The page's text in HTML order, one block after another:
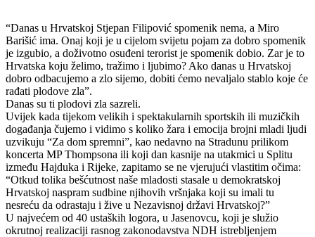
“Danas u Hrvatskoj Stjepan Filipović spomenik nema, a Miro
Barišić ima. Onaj koji je u cijelom svijetu pojam za dobro spomenik
je izgubio, a doživotno osuđeni terorist je spomenik dobio. Zar je to
Hrvatska koju želimo, tražimo i ljubimo? Ako danas u Hrvatskoj
dobro odbacujemo a zlo sijemo, dobiti ćemo nevaljalo stablo koje će
rađati plodove zla”.
Danas su ti plodovi zla sazreli.
Uvijek kada tijekom velikih i spektakularnih sportskih ili muzičkih
događanja čujemo i vidimo s koliko žara i emocija brojni mladi ljudi
uzvikuju “Za dom spremni”, kao nedavno na Stradunu prilikom
koncerta MP Thompsona ili koji dan kasnije na utakmici u Splitu
između Hajduka i Rijeke, zapitamo se ne vjerujući vlastitim očima:
“Otkud tolika bešćutnost naše mladosti stasale u demokratskoj
Hrvatskoj naspram sudbine njihovih vršnjaka koji su imali tu
nesreću da odrastaju i žive u Nezavisnoj državi Hrvatskoj?”
U najvećem od 40 ustaških logora, u Jasenovcu, koji je služio
okrutnoj realizaciji rasnog zakonodavstva NDH istrebljenjem